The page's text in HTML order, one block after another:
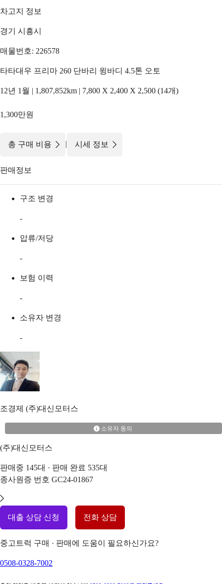
차고지 정보
경기 시흥시
매물번호: 226578
타타대우 프리마 260 단바리 윙바디 4.5톤 오토
12년 1월 | 1,807,852km | 7,800 X 2,400 X 2,500 (14개)
1,300만원
총 구매 비용 | 시세 정보
판매정보
구조 변경
-
압류/저당
-
보험 이력
-
소유자 변경
-
조경제 (주)대신모터스
소유자 동의
(주)대신모터스
판매중 145대 · 판매 완료 535대
종사원증 번호 GC24-01867
대출 상담 신청 전화 상담
중고트럭 구매 · 판매에 도움이 필요하신가요?
0508-0328-7002